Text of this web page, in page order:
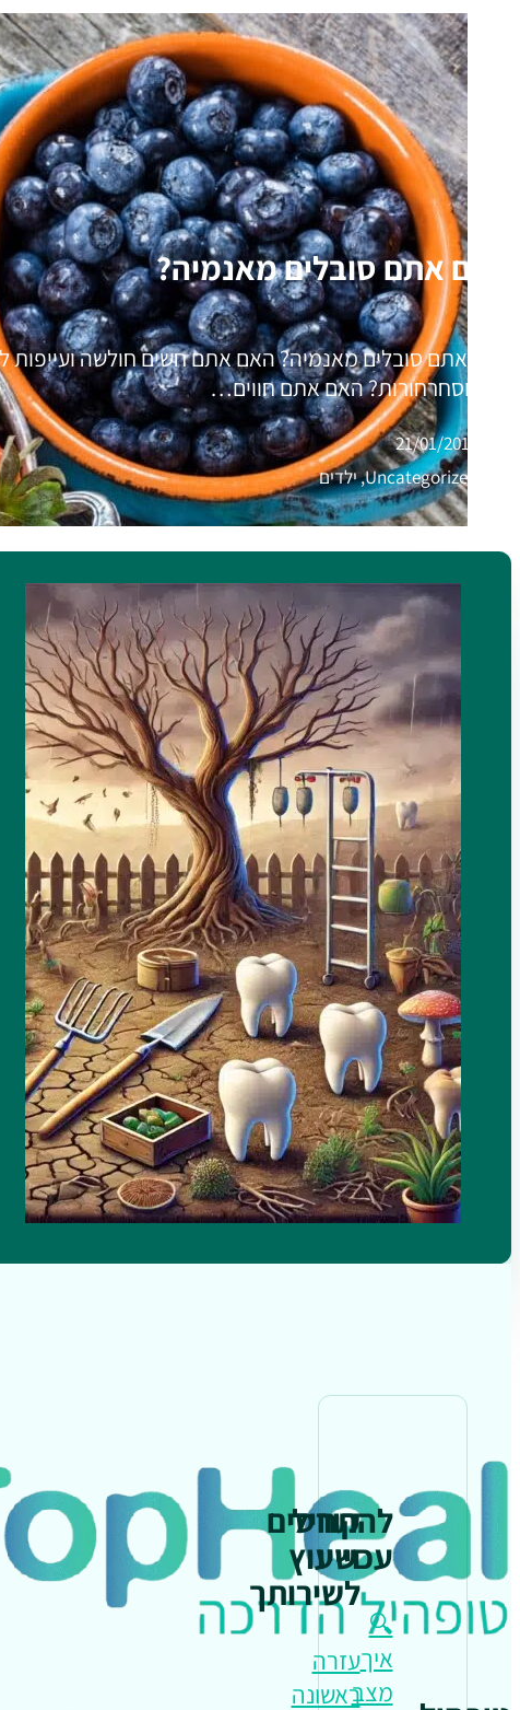
האם אתם סובלים מאנמיה?
האם אתם סובלים מאנמיה? האם אתם חשים חולשה
ראש וסחרחורות? האם אתם חווים…
21/01/2016
Uncategorized, ילדים
להתחיל
עכשיו
🔍
איך
מצב
קורסים
וייעוץ
לשירותך
עזרה
ראשונה